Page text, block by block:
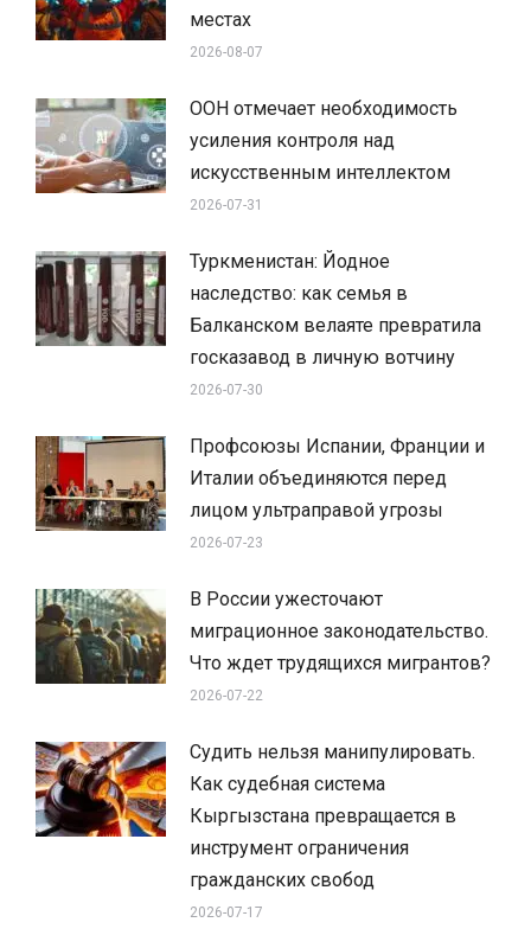
местах
2026-08-07
ООН отмечает необходимость
усиления контроля над
искусственным интеллектом
2026-07-31
Туркменистан: Йодное
наследство: как семья в
Балканском велаяте превратила
госказавод в личную вотчину
2026-07-30
Профсоюзы Испании, Франции и
Италии объединяются перед
лицом ультраправой угрозы
2026-07-23
В России ужесточают
миграционное законодательство.
Что ждет трудящихся мигрантов?
2026-07-22
Судить нельзя манипулировать.
Как судебная система
Кыргызстана превращается в
инструмент ограничения
гражданских свобод
2026-07-17